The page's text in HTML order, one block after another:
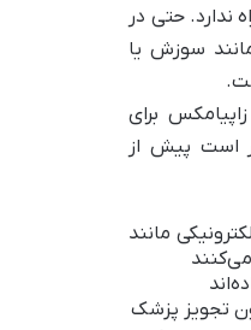
ندارد. حتی در
سوزش یا
برای
است پیش از
مانند